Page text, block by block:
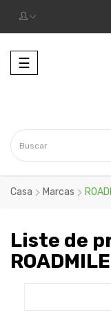
Navegación
de
☰
Casa Marcas
Liste de
ROADMILE